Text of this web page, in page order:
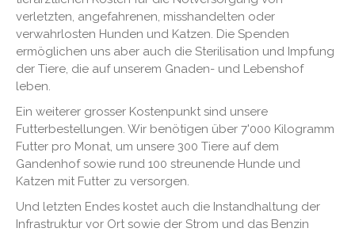
verletzten, angefahrenen, misshandelten oder
verwahrlosten Hunden und Katzen. Die Spenden
ermöglichen uns aber auch die Sterilisation und Impfung
der Tiere, die auf unserem Gnaden- und Lebenshof
leben.
Ein weiterer grosser Kostenpunkt sind unsere
Futterbestellungen. Wir benötigen über 7'000 Kilogramm
Futter pro Monat, um unsere 300 Tiere auf dem
Gandenhof sowie rund 100 streunende Hunde und
Katzen mit Futter zu versorgen.
Und letzten Endes kostet auch die Instandhaltung der
Infrastruktur vor Ort sowie der Strom und das Benzin